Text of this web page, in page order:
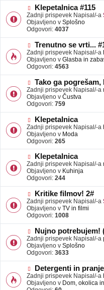
b
a
v
e
N
o
v
e
b
a
v
e
Klepetalnica #115
Zadnji prispevek Napisal/-a
Objavljeno v Splošno
Odgovori: 4037
N
o
v
e
b
a
v
e
Trenutno se vrti...
Zadnji prispevek Napisal/-a
Objavljeno v Glasba in
Odgovori: 4563
N
o
v
e
o
b
a
v
e
Tako ga pogrešam,
Zadnji prispevek Napisal/-a
Objavljeno v Čustva
Odgovori: 759
N
o
v
e
o
b
a
v
e
Klepetalnica
Zadnji prispevek Napisal/-a
Objavljeno v Moda
Odgovori: 265
N
o
v
e
b
a
v
e
Klepetalnica
Zadnji prispevek Napisal/-a
Objavljeno v Kuhinja
Odgovori: 244
N
o
v
e
b
a
v
e
Kritike filmov! 2#
Zadnji prispevek Napisal/-a
Objavljeno v TV in filmi
Odgovori: 1008
N
o
v
e
b
a
v
Nujno potrebujem!
Zadnji prispevek Napisal/-a
Objavljeno v Splošno
Odgovori: 3633
N
o
v
e
Detergenti in
Zadnji prispevek Napisal/-a
Objavljeno v Dom, okolica